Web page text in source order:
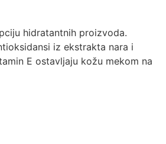
hidratantnih proizvoda.
iz ekstrakta nara i
E ostavljaju kožu mekom na